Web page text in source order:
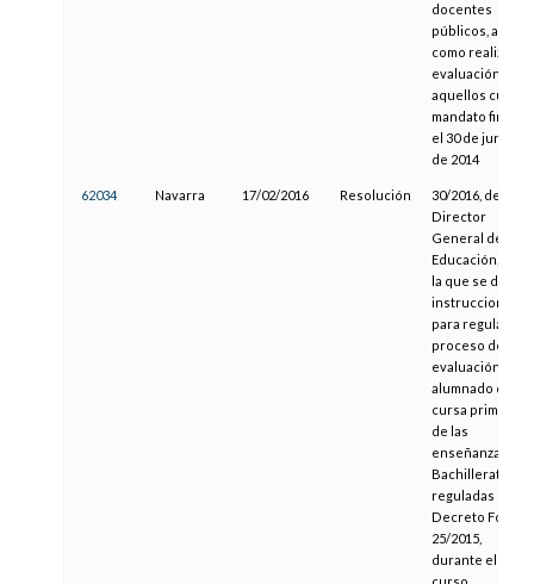
docentes
públicos, así
como realizar la
evaluación de
aquellos cuyo
mandato finaliza
el 30 de junio
de 2014
62034 Navarra 17/02/2016 Resolución
30/2016, del
Director
General de
Educación, por
la que se dictan
instrucciones
para regular el
proceso de
evaluación del
alumnado que
cursa primero
de las
enseñanzas de
Bachillerato
reguladas en el
Decreto Foral
25/2015,
durante el